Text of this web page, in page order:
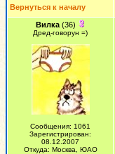
Вернуться к началу
Вилка(36)
Дред-говорун =)
Сообщения: 1061
Зарегистрирован:
08.12.2007
Откуда: Москва, ЮАО